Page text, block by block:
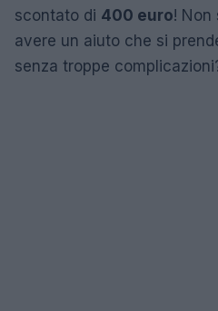
scontato di 400 euro! Non
avere un aiuto che si
senza troppe